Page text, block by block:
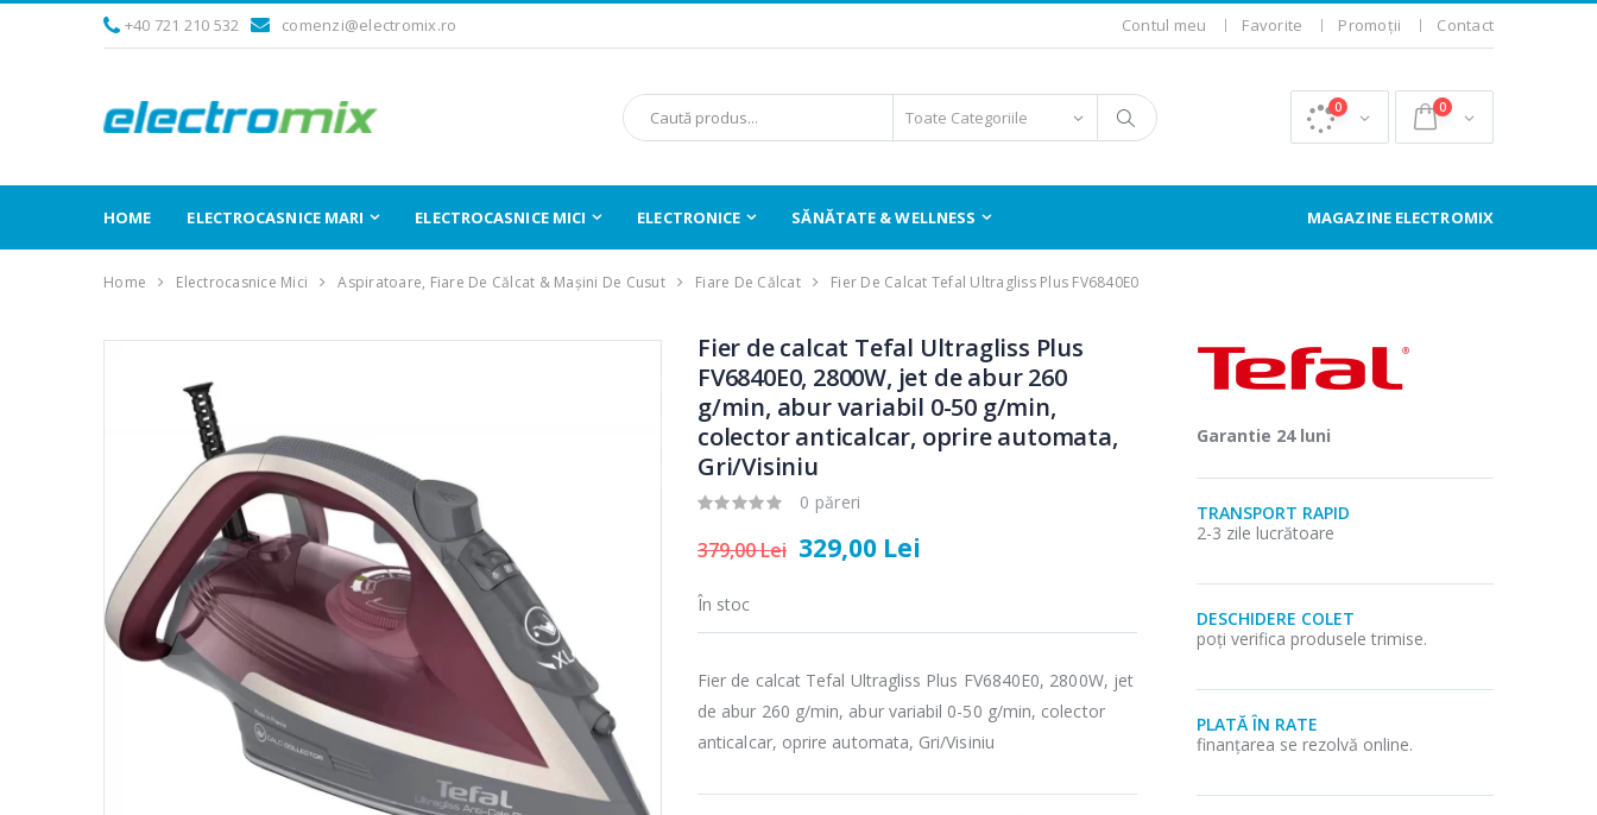
+40 721 210 532 comenzi@electromix.ro Contul meu Favorite Promoții Contact
0 0
HOME ELECTROCASNICE MARI ELECTROCASNICE MICI ELECTRONICE SĂNĂTATE & WELLNESS MAGAZINE ELECTROMIX
Home Electrocasnice Mici Aspiratoare, Fiare De Călcat & Mașini De Cusut Fiare De Călcat Fier De Calcat Tefal Ultragliss Plus FV6840E0
Fier de calcat Tefal Ultragliss Plus
FV6840E0, 2800W, jet de abur 260
g/min, abur variabil 0-50 g/min,
colector anticalcar, oprire automata,
Gri/Visiniu
0 păreri
379,00 Lei 329,00 Lei
În stoc
Fier de calcat Tefal Ultragliss Plus FV6840E0, 2800W, jet
de abur 260 g/min, abur variabil 0-50 g/min, colector
anticalcar, oprire automata, Gri/Visiniu
Garantie 24 luni
TRANSPORT RAPID
2-3 zile lucrătoare
DESCHIDERE COLET
poți verifica produsele trimise.
PLATĂ ÎN RATE
finanțarea se rezolvă online.